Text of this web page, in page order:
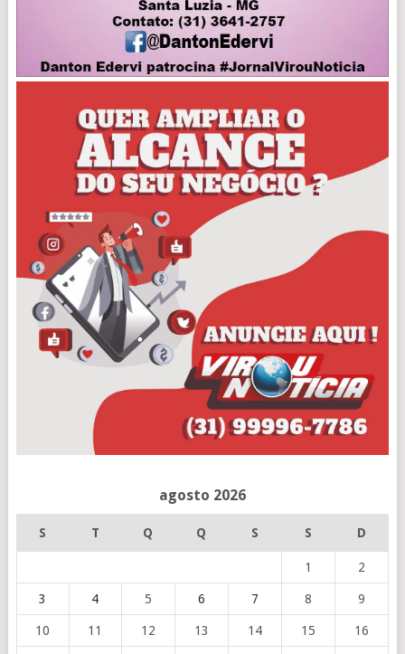
agosto 2026
S T Q Q S S D
1 2
3 4 5 6 7 8 9
10 11 12 13 14 15 16